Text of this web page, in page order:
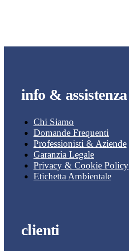
info & assistenza
Chi Siamo
Domande Frequenti
Professionisti & Aziende
Garanzia Legale
Privacy & Cookie Policy
Etichetta Ambientale
clienti